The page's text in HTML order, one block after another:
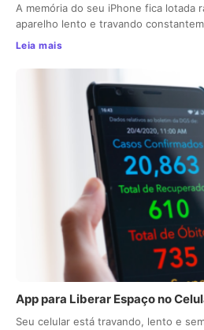
A memória do seu iPhone fica lotada
aparelho lento e travando
Leia mais
App para Liberar Espaço no
Seu celular está travando, lento e